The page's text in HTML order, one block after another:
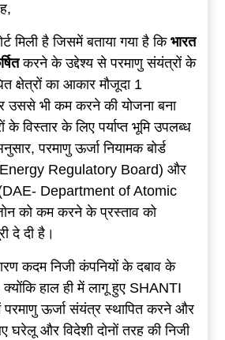
मिली है जिसमें बताया गया है कि भारत
करने के उद्देश्य से परमाणु संयंत्रों के
क्षेत्रों का आकार मौजूदा 1
उससे भी कम करने की योजना बना
के विस्तार के लिए पर्याप्त भूमि उपलब्ध
परमाणु ऊर्जा नियामक बोर्ड
Regulatory Board) और
(DAE- Department of Atomic
को कम करने के प्रस्ताव को
दे दी है।
कदम निजी कंपनियों के दबाव के
क्योंकि हाल ही में लागू हुए SHANTI
परमाणु ऊर्जा संयंत्र स्थापित करने और
घरेलू और विदेशी दोनों तरह की निजी